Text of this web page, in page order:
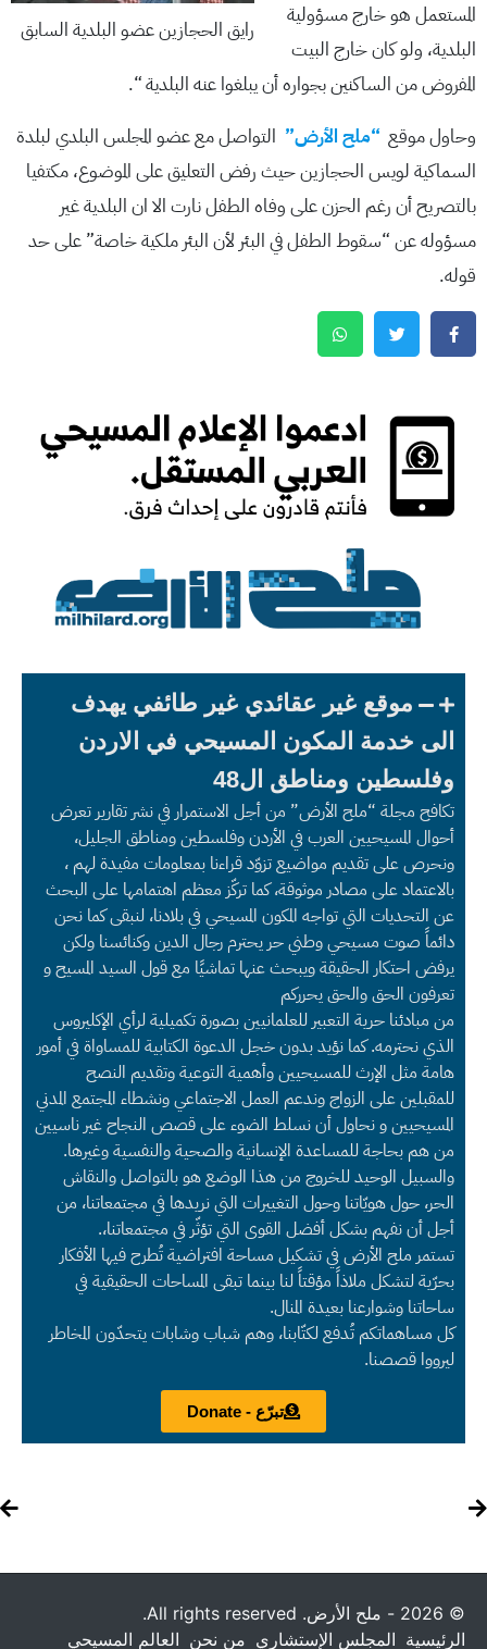
رايق الحجازين عضو البلدية السابق
المستعمل هو خارج مسؤولية
البلدية، ولو كان خارج البيت
المفروض من الساكنين بجواره أن يبلغوا عنه البلدية “.
وحاول موقع “ملح الأرض” التواصل مع عضو المجلس البلدي لبلدة
السماكية لويس الحجازين حيث رفض التعليق على الموضوع، مكتفيا
بالتصريح أن رغم الحزن على وفاه الطفل نارت الا ان البلدية غير
مسؤوله عن “سقوط الطفل في البئر لأن البئر ملكية خاصة” على حد
قوله.
موقع غير عقائدي غير طائفي يهدف
الى خدمة المكون المسيحي في الاردن
وفلسطين ومناطق ال48
تكافح مجلة “ملح الأرض” من أجل الاستمرار في نشر تقارير تعرض
أحوال المسيحيين العرب في الأردن وفلسطين ومناطق الجليل،
ونحرص على تقديم مواضيع تزوّد قراءنا بمعلومات مفيدة لهم ،
بالاعتماد على مصادر موثوقة، كما تركّز معظم اهتمامها على البحث
عن التحديات التي تواجه المكون المسيحي في بلادنا، لنبقى كما نحن
دائماً صوت مسيحي وطني حر يحترم رجال الدين وكنائسنا ولكن
يرفض احتكار الحقيقة ويبحث عنها تماشيًا مع قول السيد المسيح و
تعرفون الحق والحق يحرركم
من مبادئنا حرية التعبير للعلمانيين بصورة تكميلية لرأي الإكليروس
الذي نحترمه. كما نؤيد بدون خجل الدعوة الكتابية للمساواة في أمور
هامة مثل الإرث للمسيحيين وأهمية التوعية وتقديم النصح
للمقبلين على الزواج وندعم العمل الاجتماعي ونشطاء المجتمع المدني
المسيحيين و نحاول أن نسلط الضوء على قصص النجاح غير ناسيين
من هم بحاجة للمساعدة الإنسانية والصحية والنفسية وغيرها.
والسبيل الوحيد للخروج من هذا الوضع هو بالتواصل والنقاش
الحر، حول هويّاتنا وحول التغييرات التي نريدها في مجتمعاتنا، من
أجل أن نفهم بشكل أفضل القوى التي تؤثّر في مجتمعاتنا،.
تستمر ملح الأرض في تشكيل مساحة افتراضية تُطرح فيها الأفكار
بحرّية لتشكل ملاذاً مؤقتاً لنا بينما تبقى المساحات الحقيقية في
ساحاتنا وشوارعنا بعيدة المنال.
كل مساهماتكم تُدفع لكتّابنا، وهم شباب وشابات يتحدّون المخاطر
ليرووا قصصنا.
تبرّع - Donate
© 2026 - ملح الأرض. All rights reserved.
الرئيسية المجلس الإستشاري من نحن العالم المسيحي